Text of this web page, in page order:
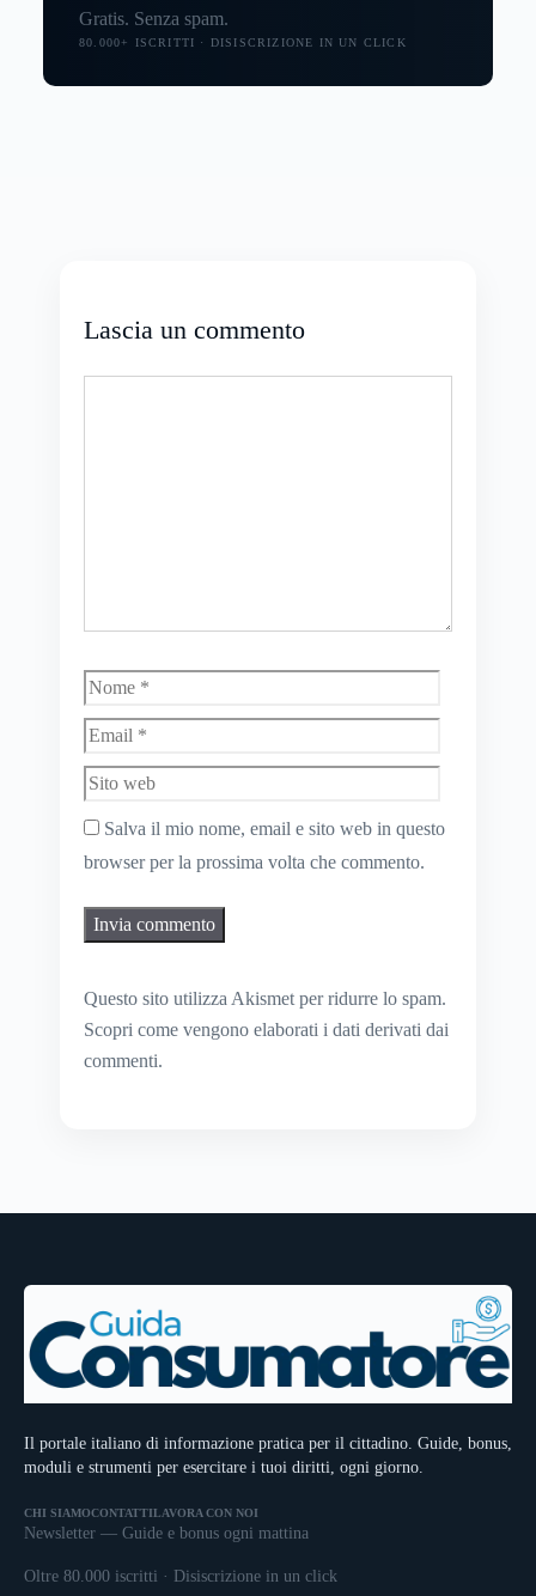
Gratis. Senza spam.
80.000+ ISCRITTI · DISISCRIZIONE IN UN CLICK
Lascia un commento
Nome
web
Salva il mio nome, email e sito web in questo
browser per la prossima volta che commento.
Questo sito utilizza Akismet per ridurre lo spam.
Scopri come vengono elaborati i dati derivati dai
commenti.
Il portale italiano di informazione pratica per il cittadino. Guide, bonus,
moduli e strumenti per esercitare i tuoi diritti, ogni giorno.
CHI SIAMOCONTATTILAVORA CON NOI
Newsletter — Guide e bonus ogni mattina
Oltre 80.000 iscritti · Disiscrizione in un click